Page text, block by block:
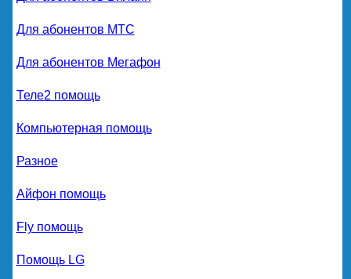
Для абонентов МТС
Для абонентов Мегафон
Теле2 помощь
Компьютерная помощь
Разное
Айфон помощь
Fly помощь
Помощь LG